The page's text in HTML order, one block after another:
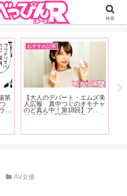
とHなニュースサイ。サイト内のリンクには
が含まれているものがあります
第
バ
た
おすすめ記事
【大人のデパート・エムズ美
人広報 真中つぐのオモチャ
のど真ん中！第18回】アプ
リで操作が可能なスティック
パソコンで充電していました
AV女優
検索